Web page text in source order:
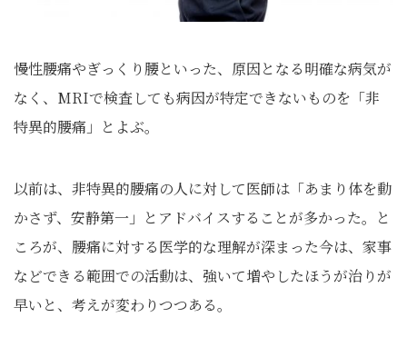
慢性腰痛やぎっくり腰といった、原因となる明確な病気が
なく、MRIで検査しても病因が特定できないものを「非
特異的腰痛」とよぶ。
以前は、非特異的腰痛の人に対して医師は「あまり体を動
かさず、安静第一」とアドバイスすることが多かった。と
ころが、腰痛に対する医学的な理解が深まった今は、家事
などできる範囲での活動は、強いて増やしたほうが治りが
早いと、考えが変わりつつある。